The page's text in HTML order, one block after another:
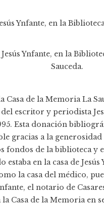
Ynfante, en la
Sauceda.
Casa de la Memoria La
escritor y periodista
Esta donación
gracias a la
fondos de la biblioteca y
en la casa de Jesús
la casa del médico,
el notario de
Casa de la Memoria en